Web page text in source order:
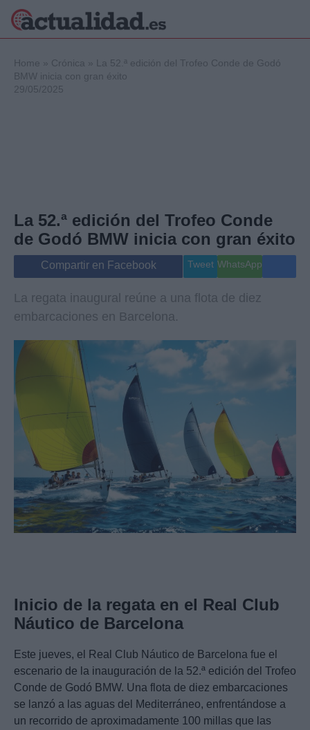
Internacional
Viajes
Gente
Musica
Home » Crónica »
La 52.ª edición del Trofeo Conde de Godó
BMW inicia con gran éxito
29/05/2025
La 52.ª edición del Trofeo Conde
de Godó BMW inicia con gran éxito
Compartir en Facebook Tweet WhatsApp
La regata inaugural reúne a una flota de diez
embarcaciones en Barcelona.
Inicio de la regata en el Real Club
Náutico de Barcelona
Este jueves, el Real Club Náutico de Barcelona fue el
escenario de la inauguración de la 52.ª edición del Trofeo
Conde de Godó BMW. Una flota de diez embarcaciones
se lanzó a las aguas del Mediterráneo, enfrentándose a
un recorrido de aproximadamente 100 millas que las